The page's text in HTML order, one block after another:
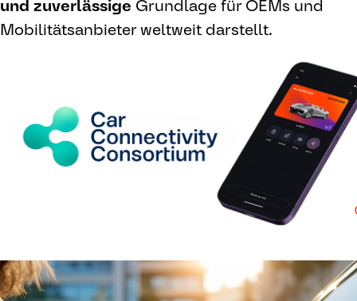
und zuverlässige Grundlage für OEMs und
Mobilitätsanbieter weltweit darstellt.